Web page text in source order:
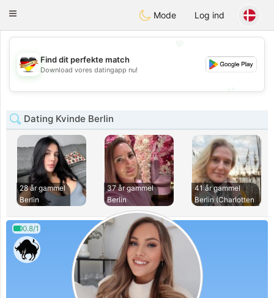
DeutschDating
Toggle
Mode Log ind
💖
💕
Find dit perfekte match
Download vores datingapp nu!
Dating Kvinde Berlin
28 år gammel
Berlin
37 år gammel
Berlin
41 år gammel
Berlin (Charlotten
0.8/1